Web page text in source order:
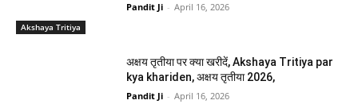
Akshaya Tritiya
Pandit Ji - April 16, 2026
अक्षय तृतीया पर क्या खरीदें, Akshaya Tritiya par
kya khariden, अक्षय तृतीया 2026,
Pandit Ji - April 16, 2026